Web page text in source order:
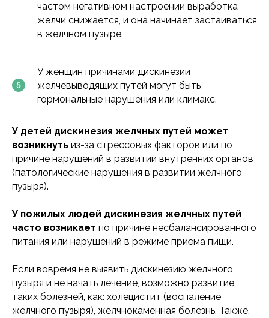
частом негативном настроении выработка
желчи снижается, и она начинает застаиваться
в желчном пузыре.
У женщин причинами дискинезии
желчевыводящих путей могут быть
гормональные нарушения или климакс.
У детей дискинезия желчных путей может
возникнуть из-за стрессовых факторов или по
причине нарушений в развитии внутренних органов
(патологические нарушения в развитии желчного
пузыря).
У пожилых людей дискинезия желчных путей
часто возникает по причине несбалансированного
питания или нарушений в режиме приёма пищи.
Если вовремя не выявить дискинезию желчного
пузыря и не начать лечение, возможно развитие
таких болезней, как: холецистит (воспаление
желчного пузыря), желчнокаменная болезнь. Также,